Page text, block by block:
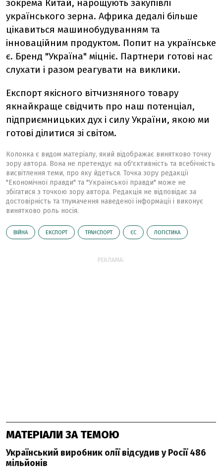
зокрема Китай, нарощують закупівлі
українського зерна. Африка дедалі більше
цікавиться машинобудуванням та
інноваційним продуктом. Попит на українське
є. Бренд "Україна" міцніє. Партнери готові нас
слухати і разом реагувати на виклики.
Експорт якісного вітчизняного товару
якнайкраще свідчить про наш потенціал,
підприємницьких дух і силу України, якою ми
готові ділитися зі світом.
Колонка є видом матеріалу, який відображає винятково точку
зору автора. Вона не претендує на об'єктивність та всебічність
висвітлення теми, про яку йдеться. Точка зору редакції
"Економічної правди" та "Української правди" може не
збігатися з точкою зору автора. Редакція не відповідає за
достовірність та тлумачення наведеної інформації і виконує
винятково роль носія.
ВІЙНА ЕКСПОРТ ТРАНСПОРТ ЄС ЛОГІСТИКА
РЕКЛАМА:
МАТЕРІАЛИ ЗА ТЕМОЮ
Український виробник олії відсудив у Росії 486
мільйонів